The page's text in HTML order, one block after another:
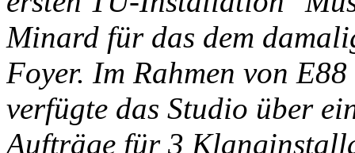
Minard für das dem
Foyer. Im Rahmen von
verfügte das Studio über
Aufträge für 3